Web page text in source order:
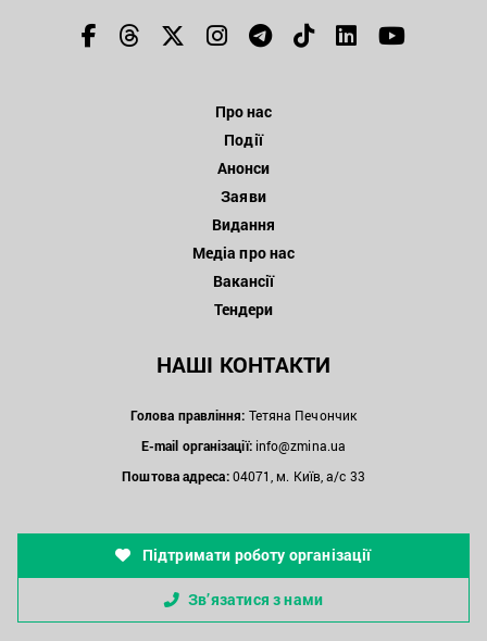
Про нас
Події
Анонси
Заяви
Видання
Медіа про нас
Вакансії
Тендери
НАШІ КОНТАКТИ
Голова правління: Тетяна Печончик
E-mail організації: info@zmina.ua
Поштова адреса:04071, м. Київ, а/с 33
Підтримати роботу організації
Зв’язатися з нами